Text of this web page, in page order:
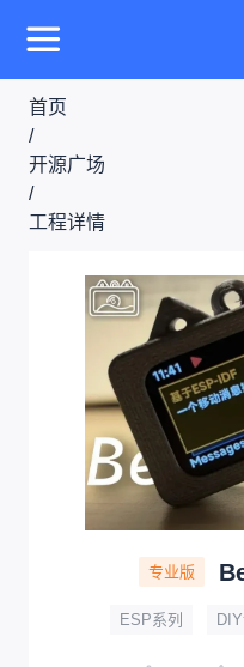
首页
/
开源广场
/
工程详情
专业版
ESP系列